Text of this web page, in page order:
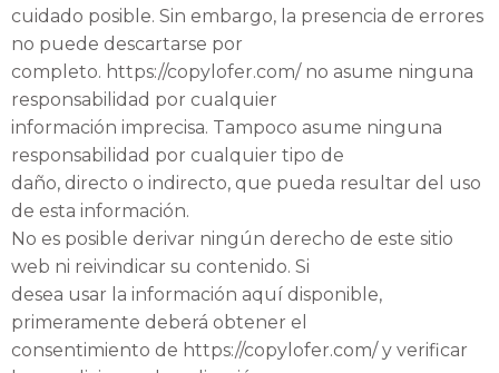
cuidado posible. Sin embargo, la presencia de errores
no puede descartarse por
completo. https://copylofer.com/ no asume ninguna
responsabilidad por cualquier
información imprecisa. Tampoco asume ninguna
responsabilidad por cualquier tipo de
daño, directo o indirecto, que pueda resultar del uso
de esta información.
No es posible derivar ningún derecho de este sitio
web ni reivindicar su contenido. Si
desea usar la información aquí disponible,
primeramente deberá obtener el
consentimiento de https://copylofer.com/ y verificar